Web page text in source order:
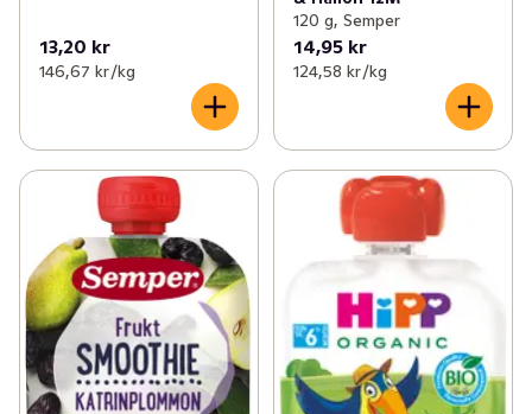
13,20 kr
146,67 kr /kg
120 g, Semper
14,95 kr
124,58 kr /kg